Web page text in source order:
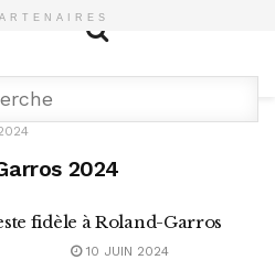
2024
fidèle à Roland-Garros
10 JUIN 2024